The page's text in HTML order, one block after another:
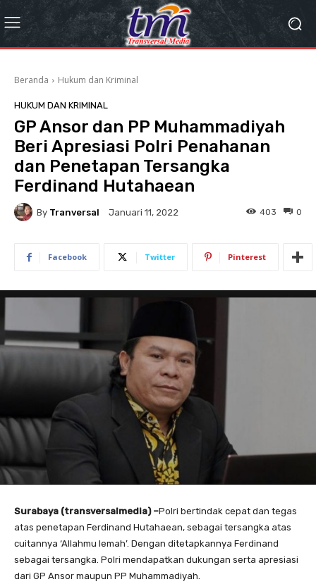
Beranda Hukum dan Kriminal
HUKUM DAN KRIMINAL
GP Ansor dan PP Muhammadiyah
Beri Apresiasi Polri Penahanan
dan Penetapan Tersangka
Ferdinand Hutahaean
By Tranversal Januari 11, 2022 0
403
Facebook Twitter Pinterest
Surabaya (transversalmedia) –Polri bertindak cepat dan tegas
atas penetapan Ferdinand Hutahaean, sebagai tersangka atas
cuitannya ‘Allahmu lemah’. Dengan ditetapkannya Ferdinand
sebagai tersangka. Polri mendapatkan dukungan serta apresiasi
dari GP Ansor maupun PP Muhammadiyah.